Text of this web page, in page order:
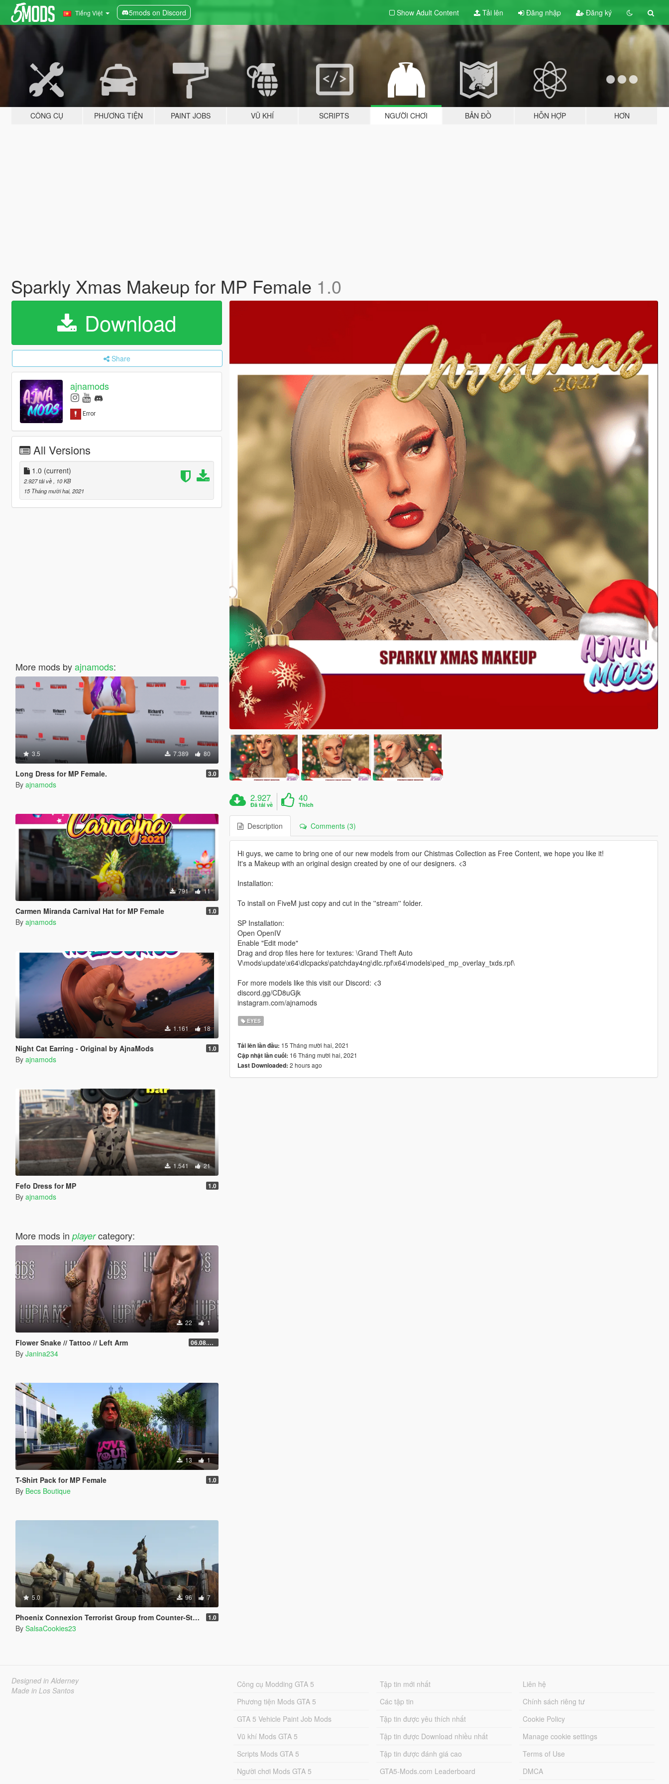
Tiếng Việt 5mods on Discord Show Adult Content Tải lên Đăng nhập Đăng ký
CÔNG CỤ PHƯƠNG TIỆN PAINT JOBS VŨ KHÍ SCRIPTS NGƯỜI CHƠI BẢN ĐỒ HỖN HỢP HƠN
Sparkly Xmas Makeup for MP Female 1.0
Download
Share
ajnamods
All Versions
1.0 (current)
2.927 tải về
, 10 KB
15 Tháng mười hai, 2021
More mods byajnamods:
3.5 7.389 80
Long Dress for MP Female. 3.0
By ajnamods
791 11
Carmen Miranda Carnival Hat for MP Female 1.0
By ajnamods
1.161 18
Night Cat Earring - Original by AjnaMods 1.0
By ajnamods
1.541 21
Fefo Dress for MP 1.0
By ajnamods
More mods in playercategory:
22 1
Flower Snake // Tattoo // Left Arm 06.08.2026
By Janina234
13 1
T-Shirt Pack for MP Female 1.0
By Becs Boutique
5.0 96 7
Phoenix Connexion Terrorist Group from Counter-Strike: Global Offensive (Shattered Web + Broken Fang skins included) 1.0
By SalsaCookies23
2.927
Đã tải về
40
Thích
Description Comments (3)
Hi guys, we came to bring one of our new models from our Chistmas Collection as Free Content, we hope you like it!
It's a Makeup with an original design created by one of our designers. <3
Installation:
To install on FiveM just copy and cut in the ''stream'' folder.
SP Installation:
Open OpenIV
Enable "Edit mode"
Drag and drop files here for textures: \Grand Theft Auto
V\mods\update\x64\dlcpacks\patchday4ng\dlc.rpf\x64\models\ped_mp_overlay_txds.rpf\
For more models like this visit our Discord: <3
discord.gg/CD8uGjk
instagram.com/ajnamods
EYES
Tải lên lần đầu: 15 Tháng mười hai, 2021
Cập nhật lần cuối: 16 Tháng mười hai, 2021
Last Downloaded: 2 hours ago
Designed in Alderney
Made in Los Santos
Công cụ Modding GTA 5
Phương tiện Mods GTA 5
GTA 5 Vehicle Paint Job Mods
Vũ khí Mods GTA 5
Scripts Mods GTA 5
Người chơi Mods GTA 5
Tập tin mới nhất
Các tập tin
Tập tin được yêu thích nhất
Tập tin được Download nhiều nhất
Tập tin được đánh giá cao
GTA5-Mods.com Leaderboard
Liên hệ
Chính sách riêng tư
Cookie Policy
Manage cookie settings
Terms of Use
DMCA